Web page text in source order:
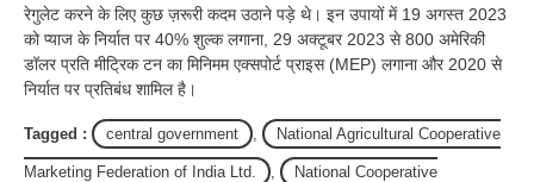
रेगुलेट करने के लिए कुछ ज़रूरी कदम उठाने पड़े थे। इन उपायों में 19 अगस्त 2023
को प्याज के निर्यात पर 40% शुल्क लगाना, 29 अक्टूबर 2023 से 800 अमेरिकी
डॉलर प्रति मीट्रिक टन का मिनिमम एक्सपोर्ट प्राइस (MEP) लगाना और 2020 से
निर्यात पर प्रतिबंध शामिल है।
Tagged : central government National Agricultural Cooperative
Marketing Federation of India Ltd. National Cooperative